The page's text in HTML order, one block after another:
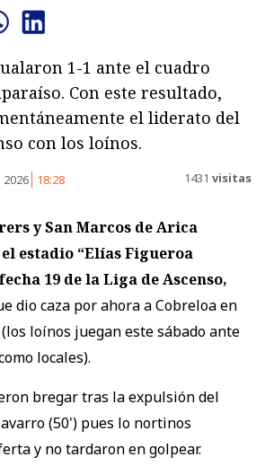
1-1 ante el cuadro
Con este resultado,
el liderato del
con los loínos.
18:28 1431 visitas
y San Marcos de Arica
el estadio “Elías Figueroa
19 de la Liga de Ascenso,
dio caza por ahora a Cobreloa en
loínos juegan este sábado ante
locales).
bregar tras la expulsión del
(50') pues lo nortinos
y no tardaron en golpear.